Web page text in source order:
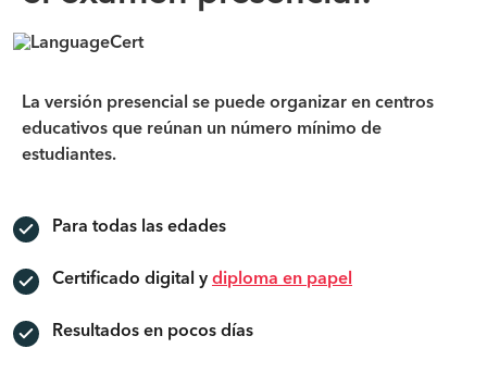
La versión presencial se puede organizar en centros
educativos que reúnan un número mínimo de
estudiantes.
Para todas las edades
Certificado digital y diploma en papel
Resultados en pocos días